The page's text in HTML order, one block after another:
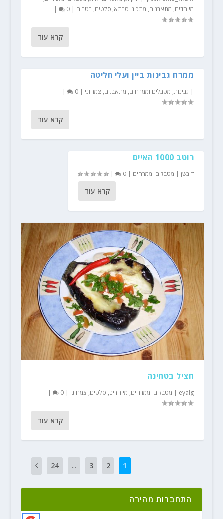
מיוחדים, מתאבנים, מתכוני סבתא, סלטים, רטבים |
0
|
קרא עוד
ממרח גבינות ביין ועלי חליטה
| גבינות, מטבלים וממרחים, מתאבנים, צמחוני |
0
|
קרא עוד
רוטב 1000 האיים
דובשן| מטבלים וממרחים |
0
|
קרא עוד
חציל בטחינה
eyalg
| מטבלים וממרחים, מיוחדים, סלטים, צמחוני |
0
|
קרא עוד
1
2
3
...
24
התחברות מהירה